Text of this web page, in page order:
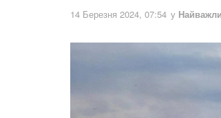
14 Березня 2024, 07:54 у